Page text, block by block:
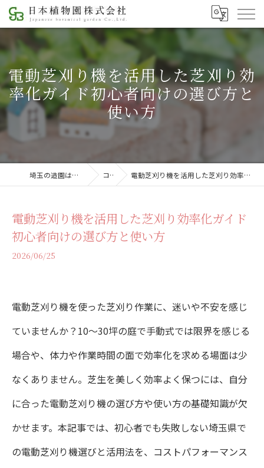
電動芝刈り機を活用した芝刈り効
率化ガイド初心者向けの選び方と
使い方
埼玉の造園は日本植物園株式会社 コラム 電動芝刈り機を活用した芝刈り効率化ガイド初心者向けの選び方と使い方
電動芝刈り機を活用した芝刈り効率化ガイド
初心者向けの選び方と使い方
2026/06/25
電動芝刈り機を使った芝刈り作業に、迷いや不安を感じ
ていませんか？10〜30坪の庭で手動式では限界を感じる
場合や、体力や作業時間の面で効率化を求める場面は少
なくありません。芝生を美しく効率よく保つには、自分
に合った電動芝刈り機の選び方や使い方の基礎知識が欠
かせます。本記事では、初心者でも失敗しない埼玉県で
の電動芝刈り機選びと活用法を、コストパフォーマンス